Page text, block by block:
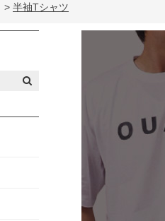
> 半袖Tシャツ